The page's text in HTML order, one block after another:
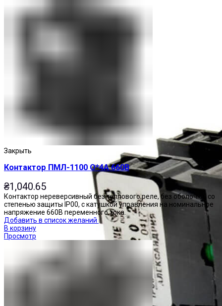
Закрыть
Контактор ПМЛ-1100 О*4А 660В
₴1,040.65
Контактор нереверсивный без теплового реле, без оболочки, со
степенью защиты IP00, с катушкой управления на номинальное
напряжение 660В переменного тока.
Добавить в список желаний
В корзину
Просмотр